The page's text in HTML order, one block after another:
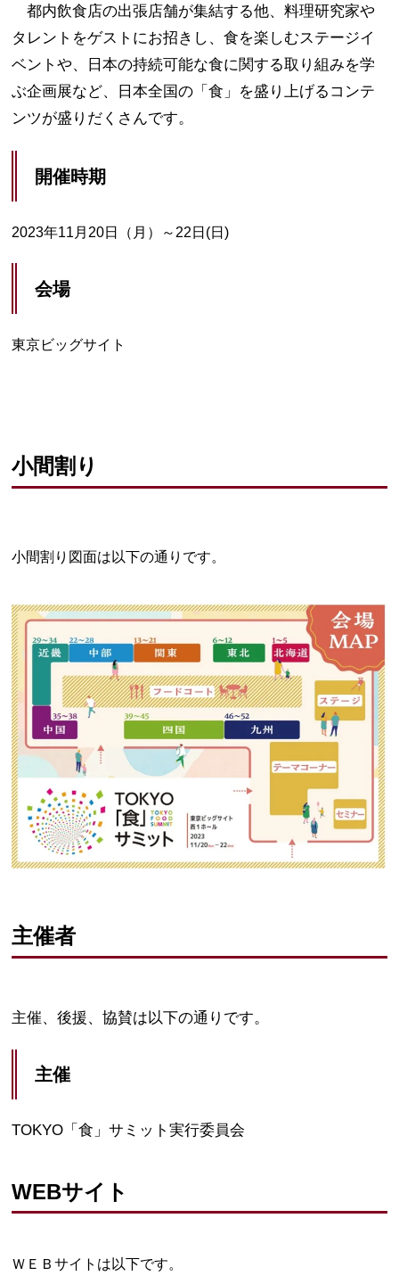
都内飲食店の出張店舗が集結する他、料理研究家や
タレントをゲストにお招きし、食を楽しむステージイ
ベントや、日本の持続可能な食に関する取り組みを学
ぶ企画展など、日本全国の「食」を盛り上げるコンテ
ンツが盛りだくさんです。
開催時期
2023年11月20日（月）～22日(日)
会場
東京ビッグサイト
小間割り
小間割り図面は以下の通りです。
主催者
主催、後援、協賛は以下の通りです。
主催
TOKYO「食」サミット実行委員会
WEBサイト
ＷＥＢサイトは以下です。